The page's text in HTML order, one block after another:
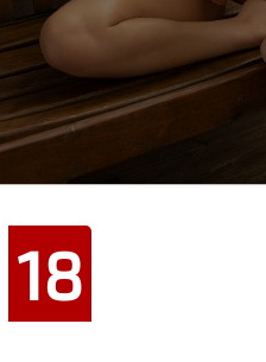
18